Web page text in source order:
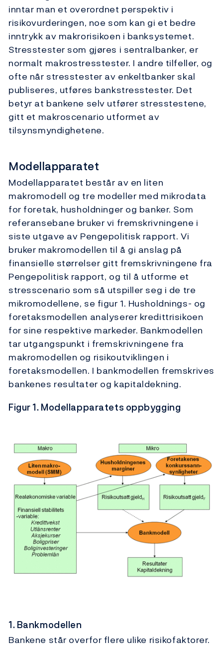
inntar man et overordnet perspektiv i
risikovurderingen, noe som kan gi et bedre
inntrykk av makrorisikoen i banksystemet.
Stresstester som gjøres i sentralbanker, er
normalt makrostresstester. I andre tilfeller, og
ofte når stresstester av enkeltbanker skal
publiseres, utføres bankstresstester. Det
betyr at bankene selv utfører stresstestene,
gitt et makroscenario utformet av
tilsynsmyndighetene.
Modellapparatet
Modellapparatet består av en liten
makromodell og tre modeller med mikrodata
for foretak, husholdninger og banker. Som
referansebane bruker vi fremskrivningene i
siste utgave av Pengepolitisk rapport. Vi
bruker makromodellen til å gi anslag på
finansielle størrelser gitt fremskrivningene fra
Pengepolitisk rapport, og til å utforme et
stresscenario som så utspiller seg i de tre
mikromodellene, se figur 1. Husholdnings- og
foretaksmodellen analyserer kredittrisikoen
for sine respektive markeder. Bankmodellen
tar utgangspunkt i fremskrivningene fra
makromodellen og risikoutviklingen i
foretaksmodellen. I bankmodellen fremskrives
bankenes resultater og kapitaldekning.
Figur 1. Modellapparatets oppbygging
1. Bankmodellen
Bankene står overfor flere ulike risikofaktorer.